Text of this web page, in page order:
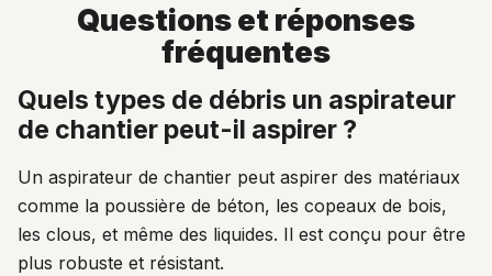
questions et réponses
fréquentes
quels types de débris un aspirateur
de chantier peut-il aspirer ?
Un aspirateur de chantier peut aspirer des matériaux
comme la poussière de béton, les copeaux de bois,
les clous, et même des liquides. Il est conçu pour être
plus robuste et résistant.